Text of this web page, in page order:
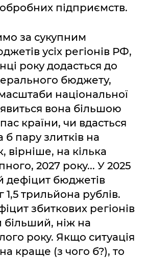
підприємств.
за сукупним
усіх регіонів РФ,
року додасться до
бюджету,
національної
вона більшою
країни, чи вдасться
б пару злитків на
вірніше, на кілька
2027 року... У 2025
дефіцит бюджетів
1,5 трильйона рублів.
збиткових регіонів
більший, ніж на
року. Якщо ситуація
краще (з чого б?), то